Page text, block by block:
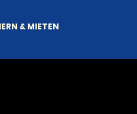
& MIETEN